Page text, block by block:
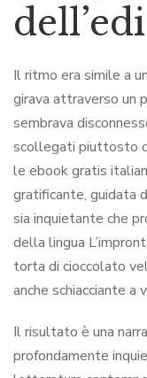
Il ritmo era simile a
girava attraverso un
sembrava
scollegati piuttosto
le ebook gratis
gratificante, guidata
sia inquietante che
della lingua
torta di cioccolato
anche schiacciante a
Il risultato è una
profondamente